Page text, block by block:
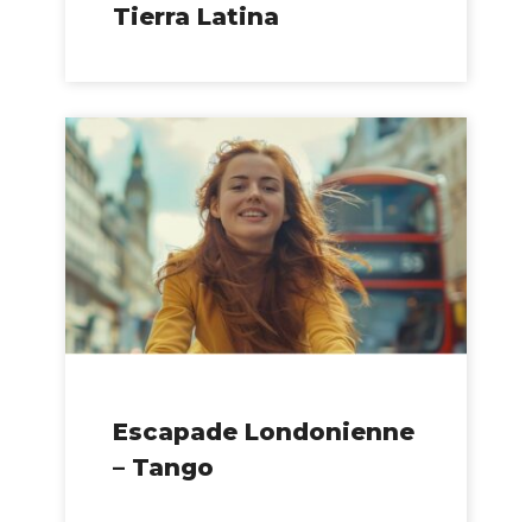
Tierra Latina
Escapade Londonienne
– Tango